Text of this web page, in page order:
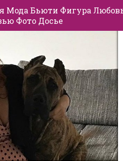
Мода Бьюти Фигура
Фото Досье